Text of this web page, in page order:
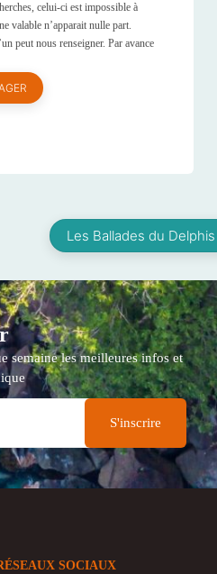
celui-ci est impossible à
valable n’apparait nulle part.
peut nous renseigner. Par avance
Les Ballades du Delphis
semaine les meilleures infos et
SOCIAUX